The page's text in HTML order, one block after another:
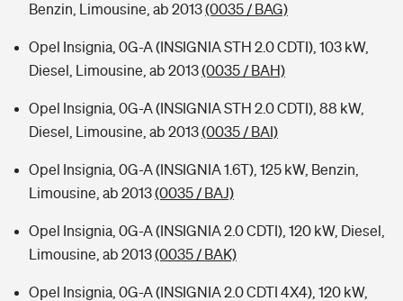
Benzin, Limousine, ab 2013(0035 / BAG)
Opel Insignia, 0G-A (INSIGNIA STH 2.0 CDTI), 103 kW,
Diesel, Limousine, ab 2013(0035 / BAH)
Opel Insignia, 0G-A (INSIGNIA STH 2.0 CDTI), 88 kW,
Diesel, Limousine, ab 2013(0035 / BAI)
Opel Insignia, 0G-A (INSIGNIA 1.6T), 125 kW, Benzin,
Limousine, ab 2013(0035 / BAJ)
Opel Insignia, 0G-A (INSIGNIA 2.0 CDTI), 120 kW, Diesel,
Limousine, ab 2013(0035 / BAK)
Opel Insignia, 0G-A (INSIGNIA 2.0 CDTI 4X4), 120 kW,